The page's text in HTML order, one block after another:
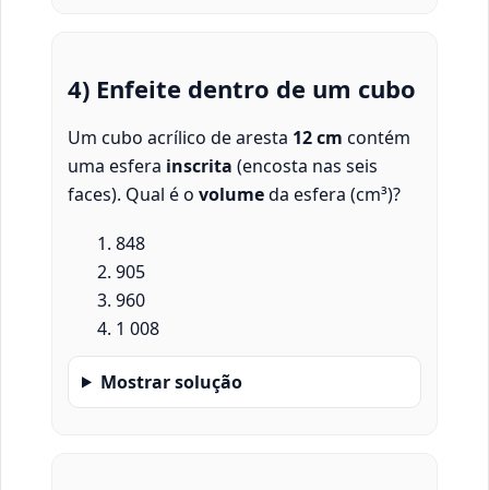
4) Enfeite dentro de um cubo
Um cubo acrílico de aresta 12 cm contém
uma esfera inscrita (encosta nas seis
faces). Qual é o volumeda esfera (cm³)?
848
905
960
1 008
Mostrar solução